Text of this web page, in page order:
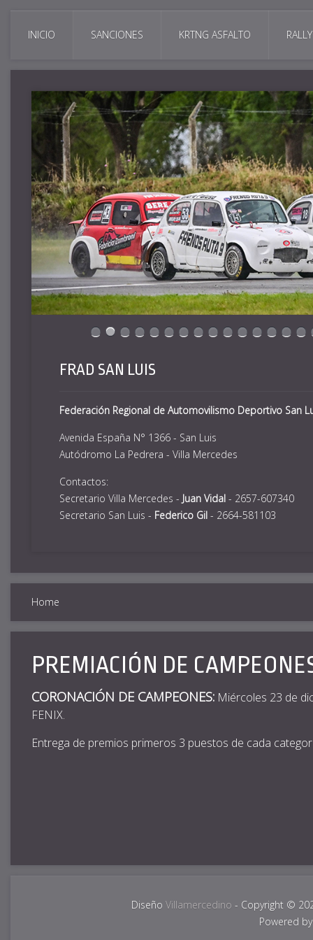
INICIO SANCIONES KRTNG ASFALTO RALLY
FRAD SAN LUIS
Federación Regional de Automovilismo Deportivo San
Avenida España N° 1366 - San Luis
Autódromo La Pedrera - Villa Mercedes
Contactos:
Secretario Villa Mercedes - Juan Vidal - 2657-607340
Secretario San Luis - Federico Gil - 2664-581103
Home
PREMIACIÓN DE
CORONACIÓN DE CAMPEONES: Miércoles 23 de
FENIX.
Entrega de premios primeros 3 puestos de cada
Diseño Villamercedino - Copyright ©
Powered